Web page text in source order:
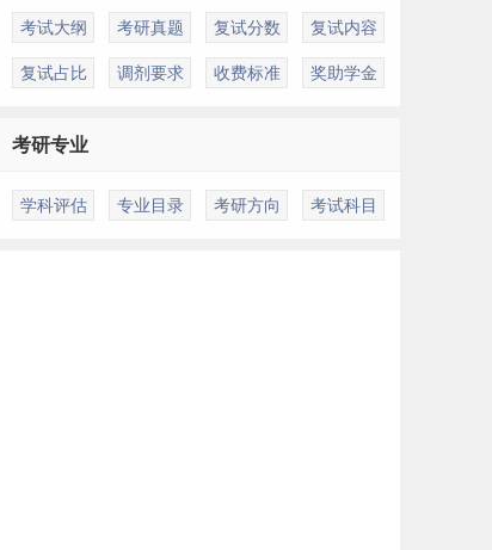
考试大纲 考研真题 复试分数 复试内容
复试占比 调剂要求 收费标准 奖助学金
考研专业
学科评估 专业目录 考研方向 考试科目